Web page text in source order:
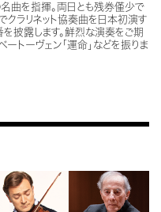
名曲を指揮。両日とも残券僅少で
クラリネット協奏曲を日本初演す
披露します。鮮烈な演奏をご期
ートーヴェン「運命」などを振りま